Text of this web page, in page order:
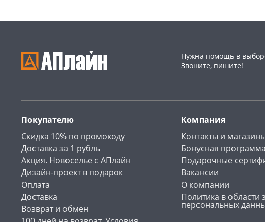
Нужна помощь в
Звоните, пишите!
Покупателю
Скидка 10% по промокоду
Доставка за 1 рубль
Акция. Новоселье с АПлайн
Дизайн-проект в подарок
Оплата
Доставка
Возврат и обмен
Компания
Контакты и
Бонусная программа
Подарочные
Вакансии
О компании
Политика в
персональных